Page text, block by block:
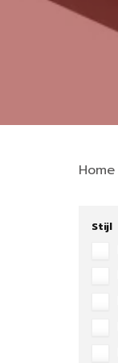
Home
Stijl